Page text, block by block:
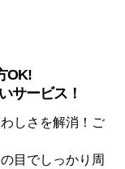
OK!
サービス！
しさを解消！ご
目でしっかり周